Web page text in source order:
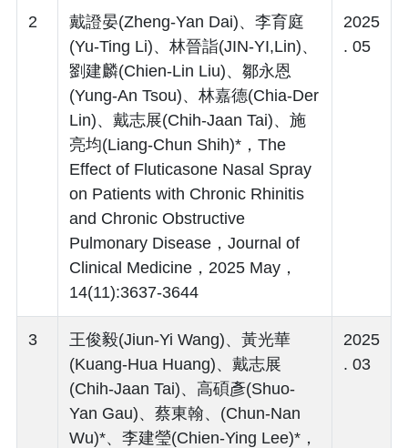
2
戴證晏(Zheng-Yan Dai)、李育庭
(Yu-Ting Li)、林晉詣(JIN-YI,Lin)、
劉建麟(Chien-Lin Liu)、鄒永恩
(Yung-An Tsou)、林嘉德(Chia-Der
Lin)、戴志展(Chih-Jaan Tai)、施
亮均(Liang-Chun Shih)*，The
Effect of Fluticasone Nasal Spray
on Patients with Chronic Rhinitis
and Chronic Obstructive
Pulmonary Disease，Journal of
Clinical Medicine，2025 May，
14(11):3637-3644
2025
. 05
3
王俊毅(Jiun-Yi Wang)、黃光華
(Kuang-Hua Huang)、戴志展
(Chih-Jaan Tai)、高碩彥(Shuo-
Yan Gau)、蔡東翰、(Chun-Nan
Wu)*、李建瑩(Chien-Ying Lee)*，
2025
. 03